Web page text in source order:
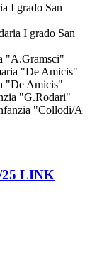
I grado San
I grado San
"A.Gramsci"
"De Amicis"
"De Amicis"
"G.Rodari"
"Collodi/A
25 LINK